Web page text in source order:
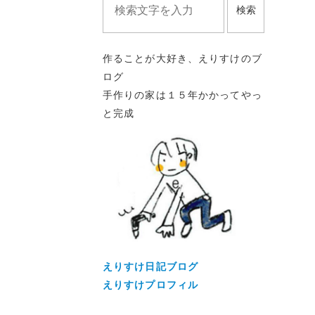
検索
作ることが大好き、えりすけのブ
ログ
手作りの家は１５年かかってやっ
と完成
えりすけ日記ブログ
えりすけプロフィル